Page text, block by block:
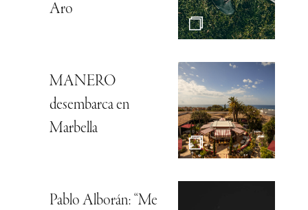
Aro
MANERO
desembarca en
Marbella
Pablo Alborán: “Me